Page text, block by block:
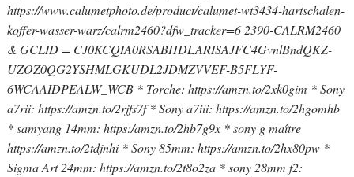
https://www.calumetphoto.de/product/calumet-wt3434-hartschalen-
koffer-wasser-warz/calrm2460?dfw_tracker=6 2390-CALRM2460
& GCLID = CJ0KCQIA0RSABHDLARISAJFC4GvnlBndQKZ-
UZOZ0QG2YSHMLGKUDL2JDMZVVEF-B5FLYF-
6WCAAIDPEALW_WCB * Torche: https://amzn.to/2xk0gim * Sony
a7rii: https://amzn.to/2rjfs7f * Sony a7iii: https://amzn.to/2hgomhb
* samyang 14mm: https:/amzn.to/2hb7g9x * sony g maître
https://amzn.to/2tdjnhi * Sony 85mm: https://amzn.to/2hx80pw *
Sigma Art 24mm: https://amzn.to/2t8o2za * sony 28mm f2: